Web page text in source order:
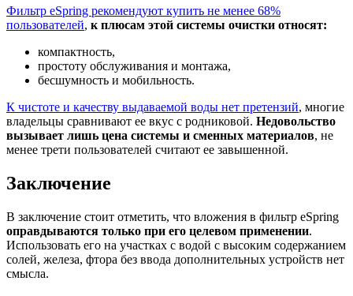
Фильтр eSpring рекомендуют купить не менее 68%
пользователей, к плюсам этой системы очистки относят:
компактность,
простоту обслуживания и монтажа,
бесшумность и мобильность.
К чистоте и качеству выдаваемой воды нет претензий, многие
владельцы сравнивают ее вкус с родниковой. Недовольство
вызывает лишь цена системы и сменных материалов, не
менее трети пользователей считают ее завышенной.
Заключение
В заключение стоит отметить, что вложения в фильтр eSpring
оправдываются только при его целевом применении.
Использовать его на участках с водой с высоким содержанием
солей, железа, фтора без ввода дополнительных устройств нет
смысла.